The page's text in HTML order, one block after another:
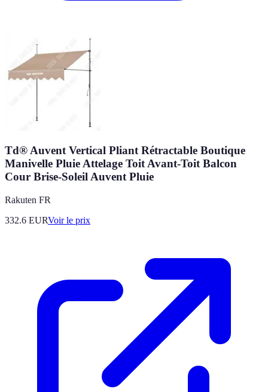
Td® Auvent Vertical Pliant Rétractable Boutique
Manivelle Pluie Attelage Toit Avant-Toit Balcon
Cour Brise-Soleil Auvent Pluie
Rakuten FR
332.6 EURVoir le prix